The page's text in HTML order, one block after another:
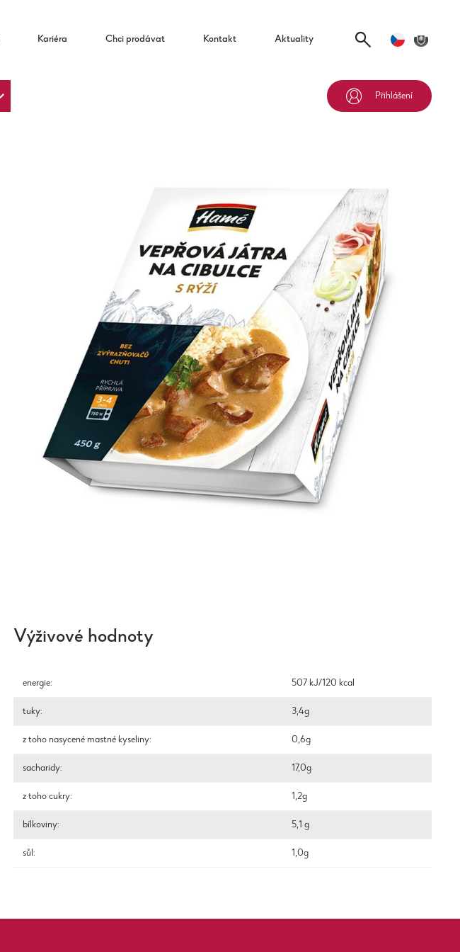
Kariéra Chci prodávat Kontakt Aktuality
Přihlášení
Výživové hodnoty
energie: 507 kJ/120 kcal
tuky: 3,4g
z toho nasycené mastné kyseliny: 0,6g
sacharidy: 17,0g
z toho cukry: 1,2g
bílkoviny: 5,1 g
sůl: 1,0g